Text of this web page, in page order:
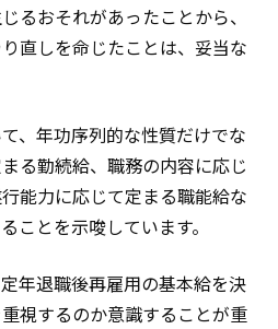
るおそれがあったことから、
直しを命じたことは、妥当な
、年功序列的な性質だけでな
る勤続給、職務の内容に応じ
能力に応じて定まる職能給な
ことを示唆しています。
年退職後再雇用の基本給を決
視するのか意識することが重